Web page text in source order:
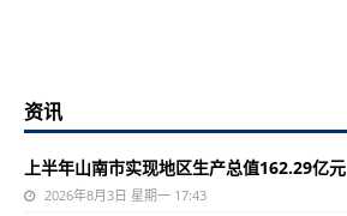
资讯
上半年山南市实现地区生产总值162.29亿元
2026年8月3日 星期一 17:43